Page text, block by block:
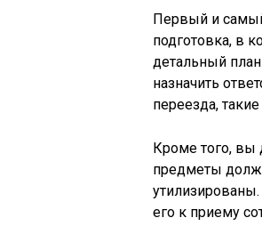
Первый и
подготовка, в
детальный
назначить
переезда,
Кроме того, вы
предметы
его к приему